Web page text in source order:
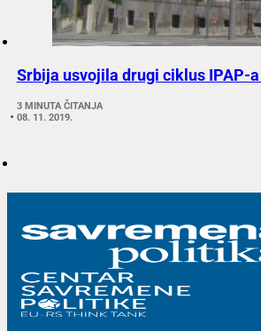
Srbija usvojila drugi ciklus IPAP-a
3 MINUTA ČITANJA
08. 11. 2019.